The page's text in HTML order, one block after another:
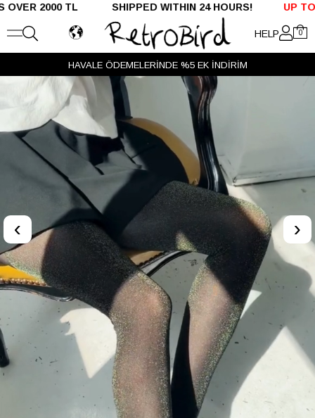
2000 TL SHIPPED WITHIN 24 HOURS!UP TO %50
HELP 0
HAVALE ÖDEMELERİNDE %5 EK İNDİRİM
‹ ›